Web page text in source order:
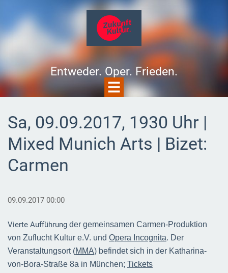
Entweder. Oper. Frieden.
Sa, 09.09.2017, 1930 Uhr |
Mixed Munich Arts | Bizet:
Carmen
09.09.2017 00:00
Vierte Aufführung der gemeinsamen Carmen-Produktion
von Zuflucht Kultur e.V. und Opera Incognita. Der
Veranstaltungsort (MMA) befindet sich in der Katharina-
von-Bora-Straße 8a in München; Tickets